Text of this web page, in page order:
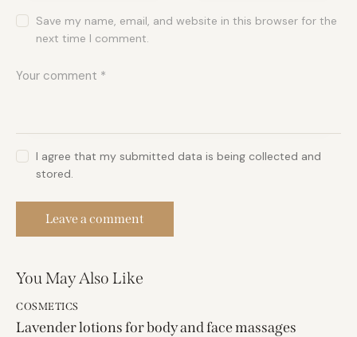
Save my name, email, and website in this browser for the
next time I comment.
I agree that my submitted data is being collected and
stored.
You May Also Like
COSMETICS
Lavender lotions for body and face massages